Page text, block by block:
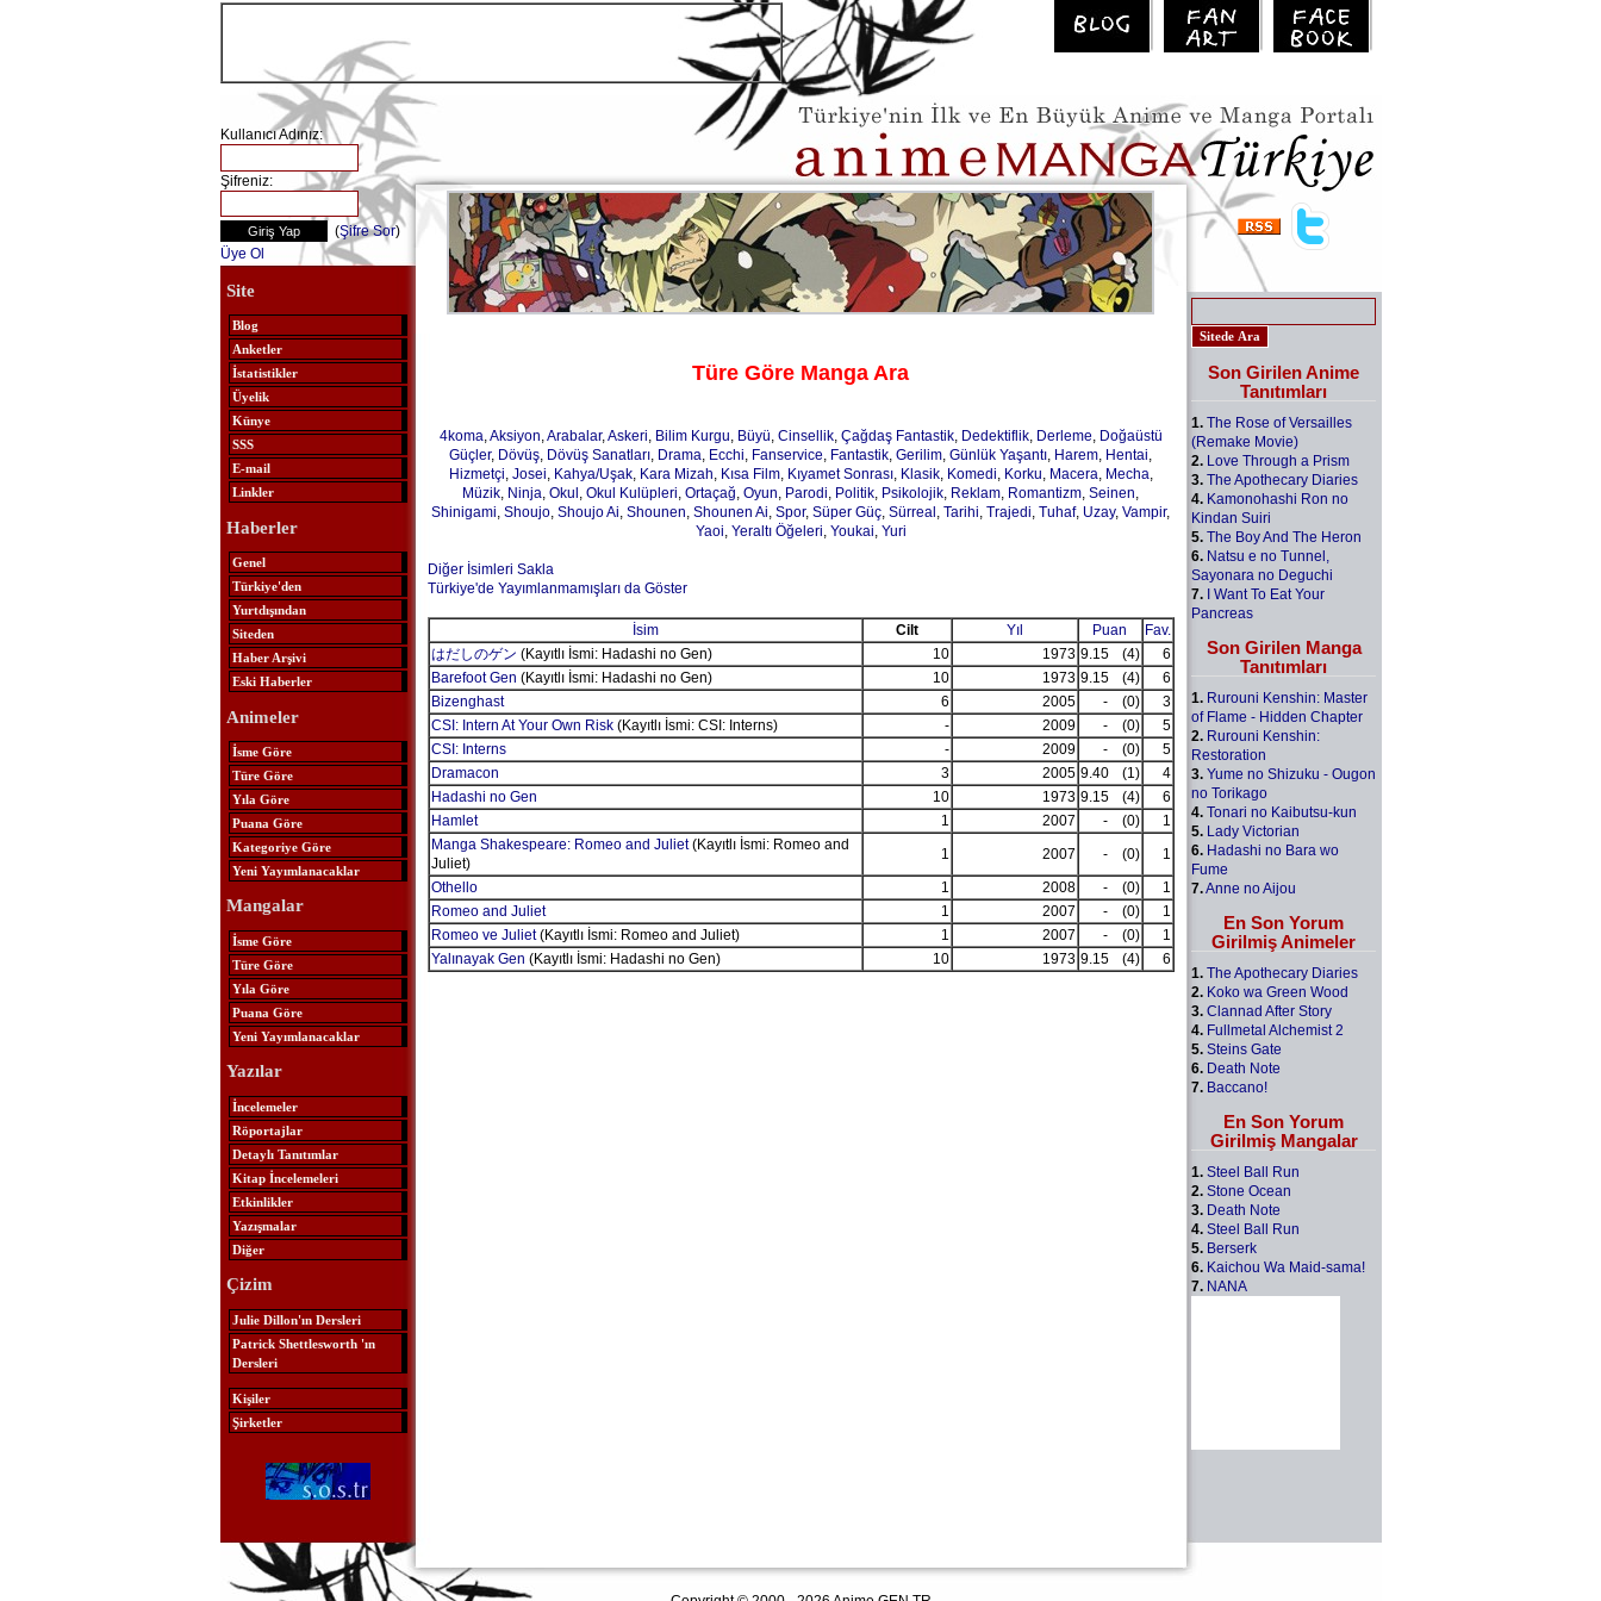
Kullanıcı Adınız:
Şifreniz:
(Şifre Sor)
Üye Ol
Site
Blog
Anketler
İstatistikler
Üyelik
Künye
SSS
E-mail
Linkler
Haberler
Genel
Türkiye'den
Yurtdışından
Siteden
Haber Arşivi
Eski Haberler
Animeler
İsme Göre
Türe Göre
Yıla Göre
Puana Göre
Kategoriye Göre
Yeni Yayımlanacaklar
Mangalar
İsme Göre
Türe Göre
Yıla Göre
Puana Göre
Yeni Yayımlanacaklar
Yazılar
İncelemeler
Röportajlar
Detaylı Tanıtımlar
Kitap İncelemeleri
Etkinlikler
Yazışmalar
Diğer
Çizim
Julie Dillon'ın Dersleri
Patrick Shettlesworth 'ın
Dersleri
Kişiler
Şirketler
Türe Göre Manga Ara
4koma,Aksiyon,Arabalar,Askeri, Bilim Kurgu, Büyü, Cinsellik, Çağdaş Fantastik, Dedektiflik, Derleme, Doğaüstü
Güçler, Dövüş, Dövüş Sanatları, Drama, Ecchi, Fanservice, Fantastik, Gerilim, Günlük Yaşantı, Harem, Hentai,
Hizmetçi, Josei, Kahya/Uşak, Kara Mizah, Kısa Film, Kıyamet Sonrası, Klasik, Komedi, Korku, Macera, Mecha,
Müzik, Ninja, Okul , Okul Kulüpleri, Ortaçağ, Oyun, Parodi, Politik, Psikolojik, Reklam, Romantizm, Seinen,
Shinigami, Shoujo, Shoujo Ai, Shounen, Shounen Ai, Spor, Süper Güç, Sürreal , Tarihi, Trajedi, Tuhaf, Uzay, Vampir,
Yaoi, Yeraltı Öğeleri, Youkai, Yuri
Diğer İsimleri Sakla
Türkiye'de Yayımlanmamışları da Göster
İsim Cilt Yıl Puan
Fav.
はだしのゲン (Kayıtlı İsmi: Hadashi no Gen) 10 1973 9.15 (4)
6
Barefoot Gen (Kayıtlı İsmi: Hadashi no Gen) 10 1973 9.15 (4)
6
Bizenghast
6 2005 - (0)
3
CSI: Intern At Your Own Risk(Kayıtlı İsmi: CSI: Interns) - 2009 - (0)
5
CSI: Interns
- 2009 - (0)
5
Dramacon
3 2005 9.40 (1)
4
Hadashi no Gen
10 1973 9.15 (4)
6
Hamlet
1 2007 - (0)
1
Manga Shakespeare: Romeo and Juliet(Kayıtlı İsmi: Romeo and
Juliet)
1 2007 - (0)
1
Othello
1 2008 - (0)
1
Romeo and Juliet
1 2007 - (0)
1
Romeo ve Juliet(Kayıtlı İsmi: Romeo and Juliet) 1 2007 - (0)
1
Yalınayak Gen (Kayıtlı İsmi: Hadashi no Gen) 10 1973 9.15 (4) 6
Son Girilen Anime
Tanıtımları
1. The Rose of Versailles
(Remake Movie)
2. Love Through a Prism
3. The Apothecary Diaries
4. Kamonohashi Ron no
Kindan Suiri
5. The Boy And The Heron
6. Natsu e no Tunnel,
Sayonara no Deguchi
7. I Want To Eat Your
Pancreas
Son Girilen Manga
Tanıtımları
1. Rurouni Kenshin: Master
of Flame - Hidden Chapter
2. Rurouni Kenshin:
Restoration
3. Yume no Shizuku - Ougon
no Torikago
4. Tonari no Kaibutsu-kun
5. Lady Victorian
6. Hadashi no Bara wo
Fume
7.Anne no Aijou
En Son Yorum
Girilmiş Animeler
1. The Apothecary Diaries
2. Koko wa Green Wood
3. Clannad After Story
4. Fullmetal Alchemist 2
5. Steins Gate
6. Death Note
7. Baccano!
En Son Yorum
Girilmiş Mangalar
1. Steel Ball Run
2. Stone Ocean
3. Death Note
4. Steel Ball Run
5. Berserk
6. Kaichou Wa Maid-sama!
7. NANA